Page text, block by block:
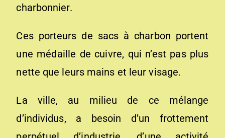
charbonnier.
Ces porteurs de sacs à charbon portent
une médaille de cuivre, qui n’est pas plus
nette que leurs mains et leur visage.
La ville, au milieu de ce mélange
d’individus, a besoin d’un frottement